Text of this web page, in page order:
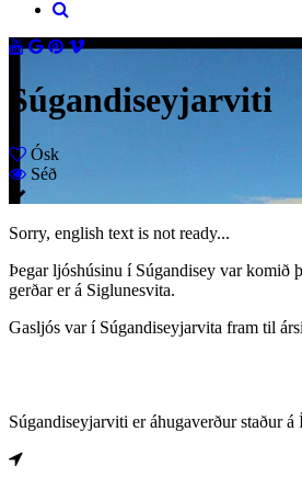
Súgandiseyjarviti
Ósk
Séð
Sorry, english text is not ready...
Þegar ljóshúsinu í Súgandisey var
gerðar er á Siglunesvita.
Gasljós var í Súgandiseyjarvita fram til
Súgandiseyjarviti er áhugaverður staður